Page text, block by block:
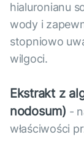
hialuronianu
wody i
stopniowo
wilgoci.
Ekstrakt z
nodosum) -
właściwości